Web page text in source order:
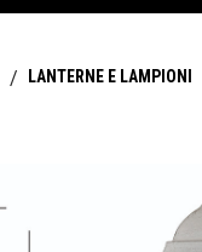
/ LANTERNE E LAMPIONI